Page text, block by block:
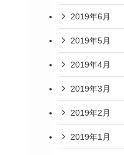
2019年6月
2019年5月
2019年4月
2019年3月
2019年2月
2019年1月